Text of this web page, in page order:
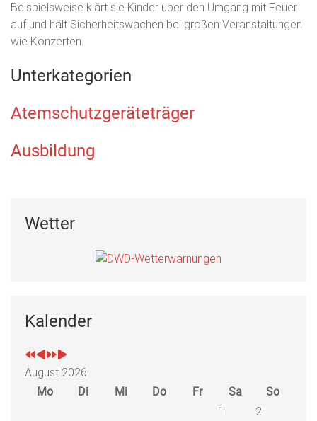
Beispielsweise klärt sie Kinder über den Umgang mit Feuer
auf und hält Sicherheitswachen bei großen Veranstaltungen
wie Konzerten.
Unterkategorien
Atemschutzgeräteträger
Ausbildung
Wetter
Kalender
August 2026
Mo
Di Mi Do Fr Sa
So
1
2